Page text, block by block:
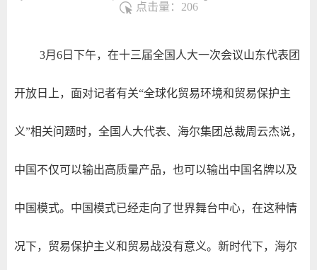
点击量： 206
3月6日下午，在十三届全国人大一次会议山东代表团
开放日上，面对记者有关“全球化贸易环境和贸易保护主
义”相关问题时，全国人大代表、海尔集团总裁周云杰说，
中国不仅可以输出高质量产品，也可以输出中国名牌以及
中国模式。中国模式已经走向了世界舞台中心，在这种情
况下，贸易保护主义和贸易战没有意义。新时代下，海尔